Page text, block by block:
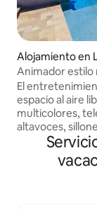
Alojamiento en
ity
Animador estilo
lanzamientos
El
espacio al aire
multicolores,
altavoces,
horno de
sensación de
cerca del